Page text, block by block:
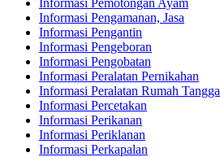
Informasi Pemotongan Ayam
Informasi Pengamanan, Jasa
Informasi Pengantin
Informasi Pengeboran
Informasi Pengobatan
Informasi Peralatan Pernikahan
Informasi Peralatan Rumah Tangga
Informasi Percetakan
Informasi Perikanan
Informasi Periklanan
Informasi Perkapalan